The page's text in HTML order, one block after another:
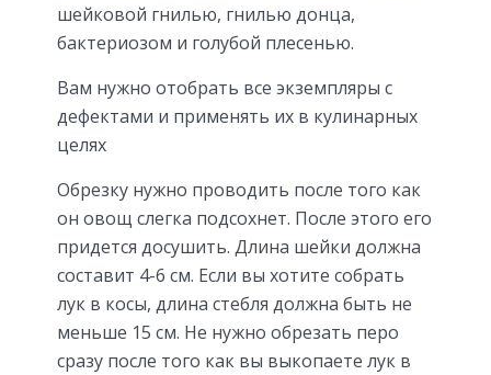
шейковой гнилью, гнилью донца,
бактериозом и голубой плесенью.
Вам нужно отобрать все экземпляры с
дефектами и применять их в кулинарных
целях
Обрезку нужно проводить после того как
он овощ слегка подсохнет. После этого его
придется досушить. Длина шейки должна
составит 4-6 см. Если вы хотите собрать
лук в косы, длина стебля должна быть не
меньше 15 см. Не нужно обрезать перо
сразу после того как вы выкопаете лук в